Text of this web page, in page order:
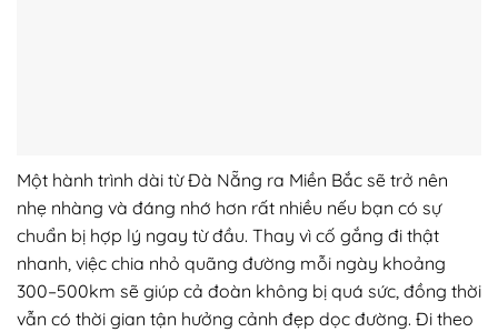
Một hành trình dài từ Đà Nẵng ra Miền Bắc sẽ trở nên
nhẹ nhàng và đáng nhớ hơn rất nhiều nếu bạn có sự
chuẩn bị hợp lý ngay từ đầu. Thay vì cố gắng đi thật
nhanh, việc chia nhỏ quãng đường mỗi ngày khoảng
300–500km sẽ giúp cả đoàn không bị quá sức, đồng thời
vẫn có thời gian tận hưởng cảnh đẹp dọc đường. Đi theo